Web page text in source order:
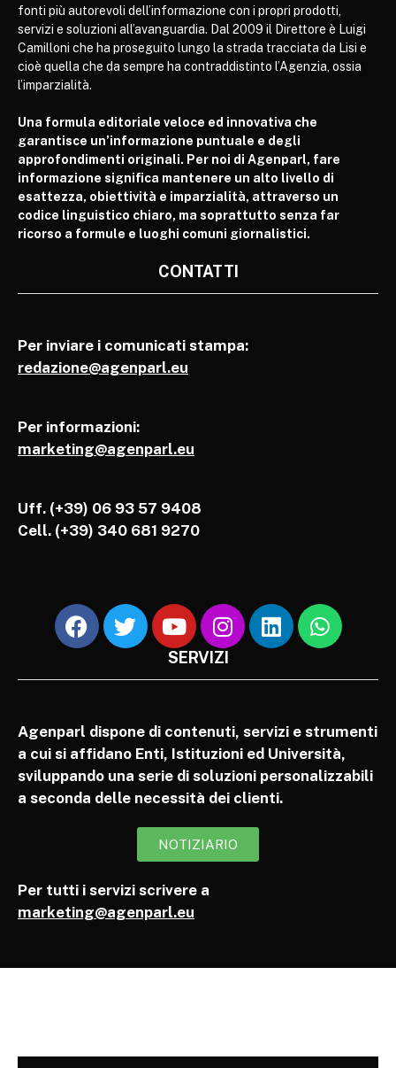
fonti più autorevoli dell’informazione con i propri prodotti,
servizi e soluzioni all’avanguardia. Dal 2009 il Direttore è Luigi
Camilloni che ha proseguito lungo la strada tracciata da Lisi e
cioè quella che da sempre ha contraddistinto l’Agenzia, ossia
l’imparzialità.
Una formula editoriale veloce ed innovativa che
garantisce un’informazione puntuale e degli
approfondimenti originali. Per noi di Agenparl, fare
informazione significa mantenere un alto livello di
esattezza, obiettività e imparzialità, attraverso un
codice linguistico chiaro, ma soprattutto senza far
ricorso a formule e luoghi comuni giornalistici.
CONTATTI
Per inviare i comunicati stampa:
redazione@agenparl.eu
Per informazioni:
marketing@agenparl.eu
Uff. (+39) 06 93 57 9408
Cell. (+39) 340 681 9270
SERVIZI
Agenparl dispone di contenuti, servizi e strumenti
a cui si affidano Enti, Istituzioni ed Università,
sviluppando una serie di soluzioni personalizzabili
a seconda delle necessità dei clienti.
NOTIZIARIO
Per tutti i servizi scrivere a
marketing@agenparl.eu